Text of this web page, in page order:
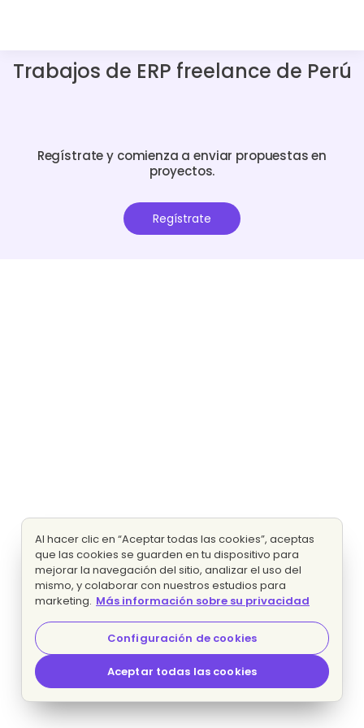
Trabajos de ERP freelance de Perú
Regístrate y comienza a enviar propuestas en
proyectos.
Regístrate
Al hacer clic en “Aceptar todas las cookies”, aceptas
que las cookies se guarden en tu dispositivo para
mejorar la navegación del sitio, analizar el uso del
mismo, y colaborar con nuestros estudios para
marketing. Más información sobre su privacidad
Configuración de cookies
Aceptar todas las cookies